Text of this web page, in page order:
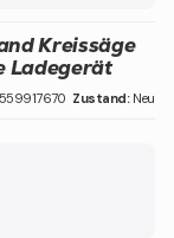
Kreissäge
Ladegerät
Zustand: Neu